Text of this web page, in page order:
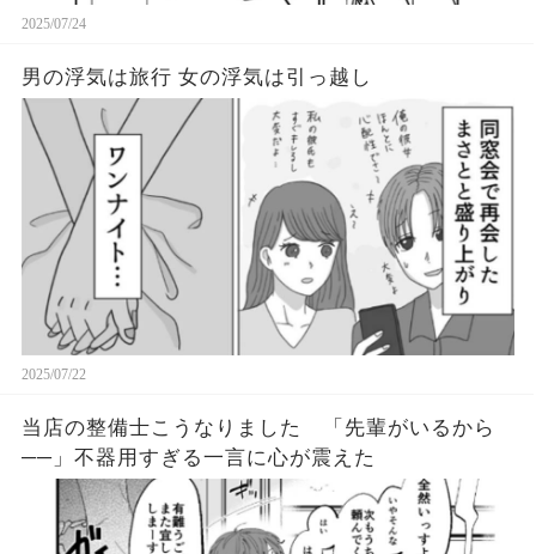
2025/07/24
男の浮気は旅行 女の浮気は引っ越し
2025/07/22
当店の整備士こうなりました 「先輩がいるから
──」不器用すぎる一言に心が震えた